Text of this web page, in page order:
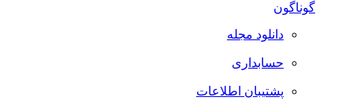
گوناگون
دانلود مجله
حسابداری
پشتیبان اطلاعات